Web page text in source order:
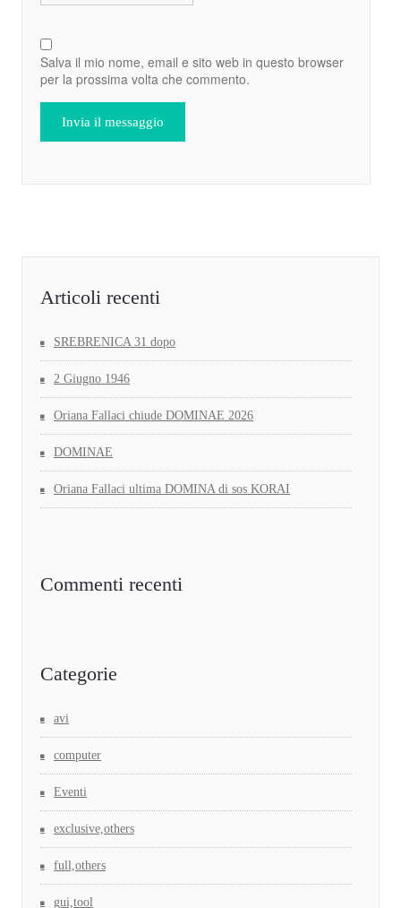
Salva il mio nome, email e sito web in questo browser
per la prossima volta che commento.
Articoli recenti
SREBRENICA 31 dopo
2 Giugno 1946
Oriana Fallaci chiude DOMINAE 2026
DOMINAE
Oriana Fallaci ultima DOMINA di sos KORAI
Commenti recenti
Categorie
avi
computer
Eventi
exclusive,others
full,others
gui,tool